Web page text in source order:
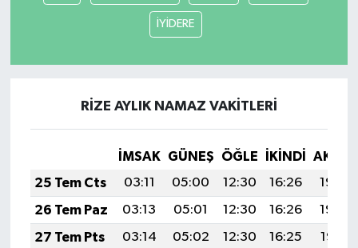
İYİDERE
RİZE AYLIK NAMAZ VAKITLERI
İMSAK GÜNEŞ ÖĞLE İKINDI
25 Tem Cts
03:11 05:00 12:30 16:26
19:49
26 Tem Paz
03:13 05:01 12:30 16:26
19:48
27 Tem Pts
03:14 05:02 12:30 16:25
19:47